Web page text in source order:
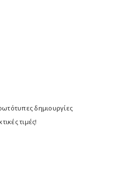
δημιουργίες
τιμές!